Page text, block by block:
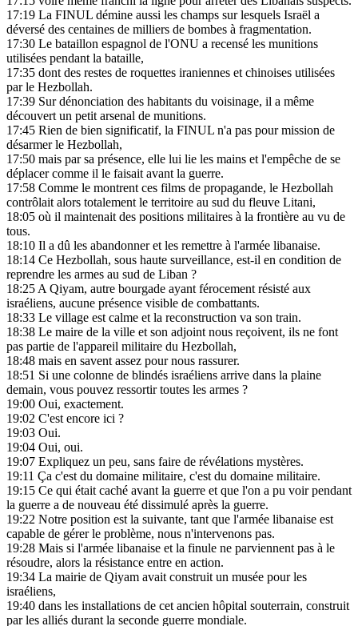
17:19 La FINUL démine aussi les champs sur lesquels Israël a
déversé des centaines de milliers de bombes à fragmentation.
17:30 Le bataillon espagnol de l'ONU a recensé les munitions
utilisées pendant la bataille,
17:35 dont des restes de roquettes iraniennes et chinoises utilisées
par le Hezbollah.
17:39 Sur dénonciation des habitants du voisinage, il a même
découvert un petit arsenal de munitions.
17:45 Rien de bien significatif, la FINUL n'a pas pour mission de
désarmer le Hezbollah,
17:50 mais par sa présence, elle lui lie les mains et l'empêche de se
déplacer comme il le faisait avant la guerre.
17:58 Comme le montrent ces films de propagande, le Hezbollah
contrôlait alors totalement le territoire au sud du fleuve Litani,
18:05 où il maintenait des positions militaires à la frontière au vu de
tous.
18:10 Il a dû les abandonner et les remettre à l'armée libanaise.
18:14 Ce Hezbollah, sous haute surveillance, est-il en condition de
reprendre les armes au sud de Liban ?
18:25A Qiyam, autre bourgade ayant férocement résisté aux
israéliens, aucune présence visible de combattants.
18:33 Le village est calme et la reconstruction va son train.
18:38 Le maire de la ville et son adjoint nous reçoivent, ils ne font
pas partie de l'appareil militaire du Hezbollah,
18:48 mais en savent assez pour nous rassurer.
18:51 Si une colonne de blindés israéliens arrive dans la plaine
demain, vous pouvez ressortir toutes les armes ?
19:00 Oui, exactement.
19:02 C'est encore ici ?
19:03 Oui.
19:04 Oui, oui.
19:07 Expliquez un peu, sans faire de révélations mystères.
19:11 Ça c'est du domaine militaire, c'est du domaine militaire.
19:15 Ce qui était caché avant la guerre et que l'on a pu voir pendant
la guerre a de nouveau été dissimulé après la guerre.
19:22 Notre position est la suivante, tant que l'armée libanaise est
capable de gérer le problème, nous n'intervenons pas.
19:28 Mais si l'armée libanaise et la finule ne parviennent pas à le
résoudre, alors la résistance entre en action.
19:34 La mairie de Qiyam avait construit un musée pour les
israéliens,
19:40 dans les installations de cet ancien hôpital souterrain, construit
par les alliés durant la seconde guerre mondiale.